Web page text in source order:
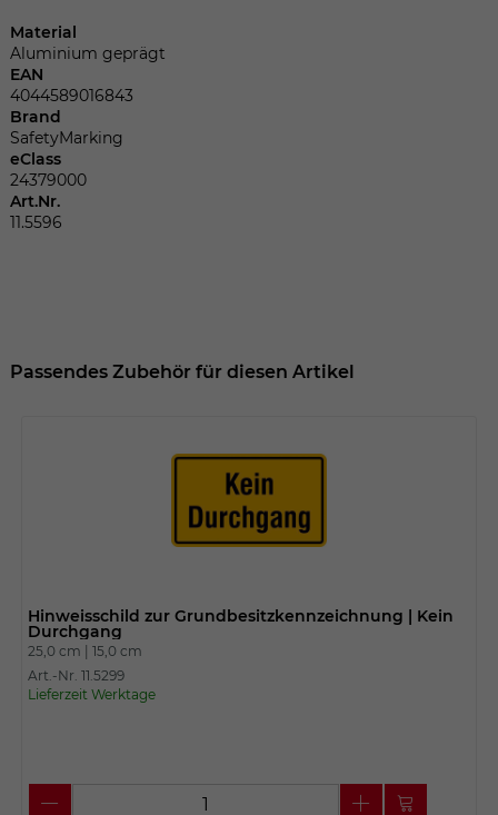
Material
Aluminium geprägt
EAN
4044589016843
Brand
SafetyMarking
eClass
24379000
Art.Nr.
11.5596
Passendes Zubehör für diesen Artikel
Hinweisschild zur Grundbesitzkennzeichnung | Kein
Durchgang
25,0 cm | 15,0 cm
Art.-Nr. 11.5299
Lieferzeit Werktage
Zweck
zufällig generierte ID, für die historische
Name
Zweck
der Webseite anmeldet. Dient zum